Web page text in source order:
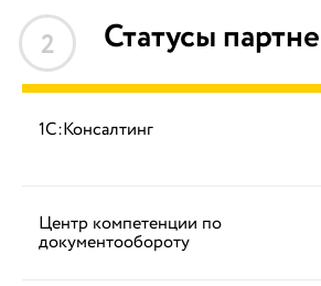
2 Статусы
1С:Консалтинг
Центр компетенции по
документообороту